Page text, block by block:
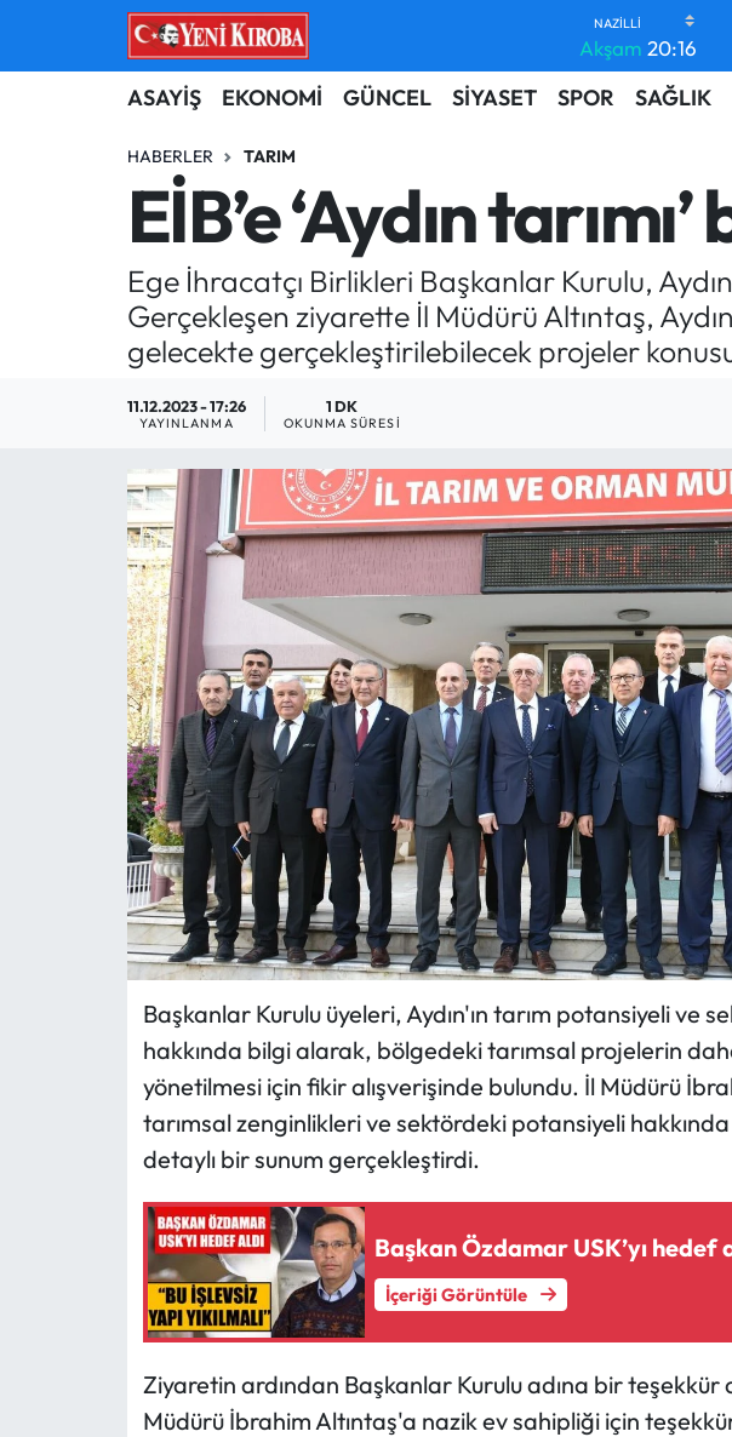
Akşam 20:16
ASAYİŞ EKONOMİ GÜNCEL SİYASET SPOR SAĞLIK
HABERLER TARIM
EİB’e ‘Aydın
Ege İhracatçı Birlikleri Başkanlar Kurulu,
Gerçekleşen ziyarette İl Müdürü Altıntaş,
gelecekte gerçekleştirilebilecek projeler
11.12.2023 - 17:26
YAYINLANMA
1 DK
OKUNMA SÜRESI
Başkanlar Kurulu üyeleri, Aydın'ın tarım potansiyeli ve
hakkında bilgi alarak, bölgedeki tarımsal projelerin
yönetilmesi için fikir alışverişinde bulundu. İl Müdürü
tarımsal zenginlikleri ve sektördeki potansiyeli
detaylı bir sunum gerçekleştirdi.
Başkan Özdamar USK’yı hedef
İçeriği Görüntüle
Ziyaretin ardından Başkanlar Kurulu adına bir teşekkür
Müdürü İbrahim Altıntaş'a nazik ev sahipliği için
ASAYİŞ
BİLİM-TEKNOLOJİ
DÜNYA
EKONOMİ
GÜNDEM
MAGAZİN
SAĞLIK
SİYASET
TARIM
TURİZM
YAŞAM
RESMİ İLANLAR
HABER İLAN
Aydın Nöbetçi Eczaneler
Aydın Hava Durumu
Aydin Namaz Vakitleri
Aydın Trafik Yoğunluk Haritası
Süper Lig Puan Durumu ve Fikstür
Tüm Manşetler
Haber Arşivi